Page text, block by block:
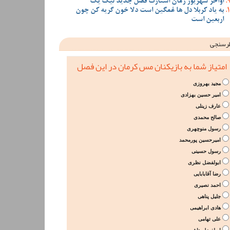
به یاد کربلا دل ها غمگین است دلا خون گریه کن چون
اربعین است
امتیاز شما به بازیکنان مس کرمان در این فصل
مجید بهروزی
امیر حسین بهزادی
عارف زینلی
صالح محمدی
رسول منوچهری
امیرحسین پورمحمد
رسول حسینی
ابولفضل نظری
رضا آقابابایی
احمد نصیری
جلیل پناهی
هادی ابراهیمی
علی تهامی